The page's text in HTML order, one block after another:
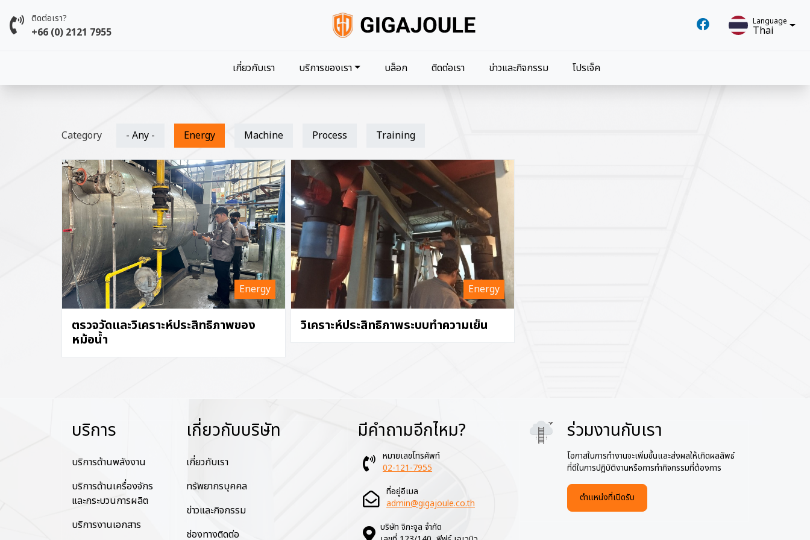
ติดต่อเรา?
+66 (0) 2121 7955
Language
Thai
Main navigation
เกี่ยวกับเรา บริการของเรา บล็อก ติดต่อเรา ข่าวและกิจกรรม โปรเจ็ค
Category - Any - Energy Machine Process Training
Energy
ตรวจวัดและวิเคราะห์ประสิทธิภาพของ
หม้อน้ำ
Energy
วิเคราะห์ประสิทธิภาพระบบทำความเย็น
บริการ
บริการด้านพลังงาน
บริการด้านเครื่องจักร
และกระบวนการผลิต
บริการงานเอกสาร
เกี่ยวกับบริษัท
เกี่ยวกับเรา
ทรัพยากรบุคคล
ข่าวและกิจกรรม
ช่องทางติดต่อ
มีคำถามอีกไหม?
หมายเลขโทรศัพท์
02-121-7955
ที่อยู่อีเมล
admin@gigajoule.co.th
บริษัท จิกะจูล จำกัด
Image ร่วมงานกับเรา
โอกาสในการทำงานจะเพิ่มขึ้นและส่งผลให้เกิดผลลัพธ์
ที่ดีในการปฏิบัติงานหรือการทำกิจกรรมที่ต้องการ
ตำแหน่งที่เปิดรับ